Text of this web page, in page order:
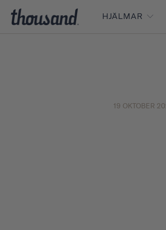
HJÄLMAR
19 OKTOBER